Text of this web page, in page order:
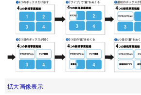
拡大画像表示